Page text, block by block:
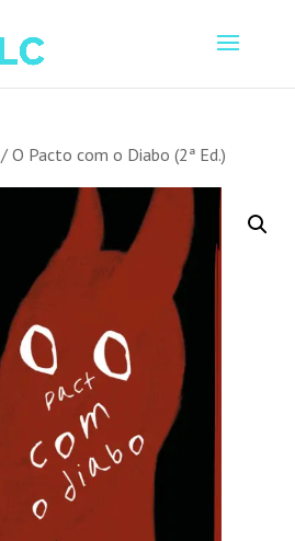
/ O Pacto com o Diabo (2ª Ed.)